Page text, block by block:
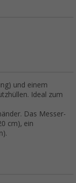
und einem
Ideal zum
Das Messer-
cm), ein